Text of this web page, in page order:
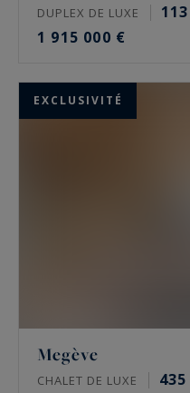
DUPLEX DE LUXE 113
1 915 000 €
EXCLUSIVITÉ
Megève
CHALET DE LUXE 435